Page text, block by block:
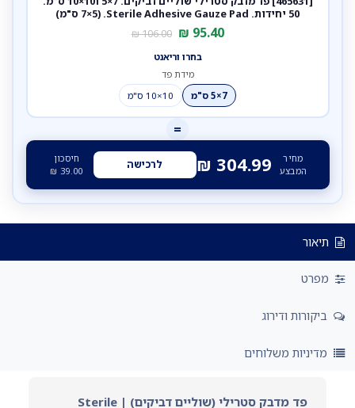
50 יחידות. Sterile Adhesive Gauze Pad. (7×5 ס"מ)
95.40
₪
106.00
₪
בחרו וריאנט
מידת פד
7×5 ס"מ
10×10 ס"מ
=
מחיר
המבצע
304.99
₪ לרכישה
חיסכון
39.00
₪
תיאור
מפרט
ביקורות ודירוג
מדיניות משלוחים
פד מדבק סטרילי (שוליים דביקים) | Sterile